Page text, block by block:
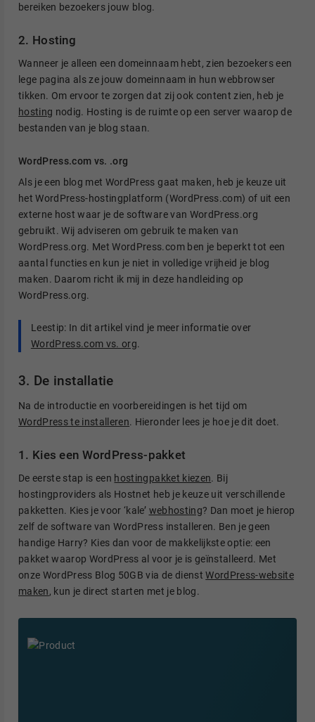
bereiken bezoekers jouw blog.
2. Hosting
Wanneer je alleen een domeinnaam hebt, zien bezoekers een
lege pagina als ze jouw domeinnaam in hun webbrowser
tikken. Om ervoor te zorgen dat zij ook content zien, heb je
hosting nodig. Hosting is de ruimte op een server waarop de
bestanden van je blog staan.
WordPress.com vs. .org
Als je een blog met WordPress gaat maken, heb je keuze uit
het WordPress-hostingplatform (WordPress.com) of uit een
externe host waar je de software van WordPress.org
gebruikt. Wij adviseren om gebruik te maken van
WordPress.org. Met WordPress.com ben je beperkt tot een
aantal functies en kun je niet in volledige vrijheid je blog
maken. Daarom richt ik mij in deze handleiding op
WordPress.org.
Leestip: In dit artikel vind je meer informatie over
WordPress.com vs. org.
3. De installatie
Na de introductie en voorbereidingen is het tijd om
WordPress te installeren. Hieronder lees je hoe je dit doet.
1. Kies een WordPress-pakket
De eerste stap is een hostingpakket kiezen. Bij
hostingproviders als Hostnet heb je keuze uit verschillende
pakketten. Kies je voor ‘kale’ webhosting? Dan moet je hierop
zelf de software van WordPress installeren. Ben je geen
handige Harry? Kies dan voor de makkelijkste optie: een
pakket waarop WordPress al voor je is geïnstalleerd. Met
onze WordPress Blog 50GB via de dienstWordPress-website
maken, kun je direct starten met je blog.